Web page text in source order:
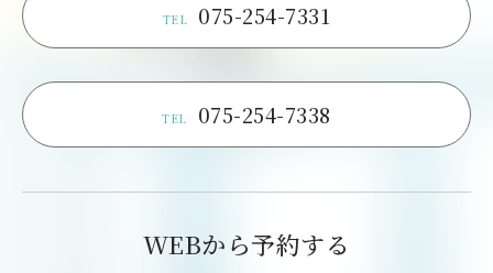
TEL 075-254-7331
TEL 075-254-7338
WEBから予約する